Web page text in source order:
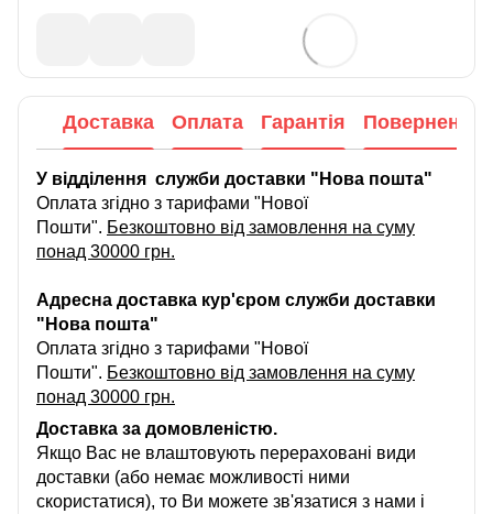
Доставка Оплата Гарантія Повернення
У відділення служби доставки "Нова пошта"
Оплата згідно з тарифами "Нової
Пошти". Безкоштовно від замовлення на суму
понад 30000 грн.
Адресна доставка кур'єром служби доставки
"Нова пошта"
Оплата згідно з тарифами "Нової
Пошти". Безкоштовно від замовлення на суму
понад 30000 грн.
Доставка за домовленістю.
Якщо Вас не влаштовують перераховані види
доставки (або немає можливості ними
скористатися), то Ви можете зв'язатися з нами і